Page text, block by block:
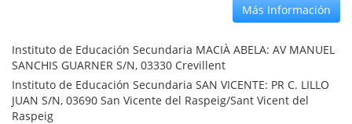
Más Información
Instituto de Educación Secundaria MACIÀ ABELA: AV MANUEL
SANCHIS GUARNER S/N, 03330 Crevillent
Instituto de Educación Secundaria SAN VICENTE: PR C. LILLO
JUAN S/N, 03690 San Vicente del Raspeig/Sant Vicent del
Raspeig